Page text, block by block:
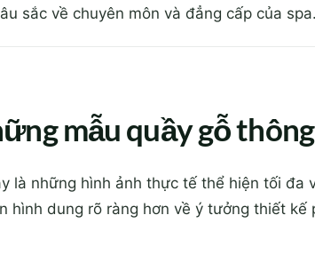
sắc về chuyên môn và đẳng cấp của spa.
mẫu quầy gỗ
là những hình ảnh thực tế thể hiện tối đa
hình dung rõ ràng hơn về ý tưởng thiết kế